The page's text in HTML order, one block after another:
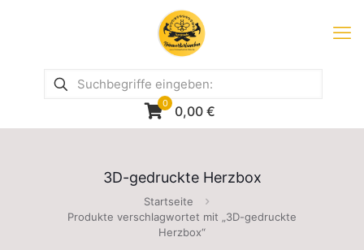
0 0,00 €
3D-gedruckte Herzbox
Startseite
Produkte verschlagwortet mit „3D-gedruckte
Herzbox“